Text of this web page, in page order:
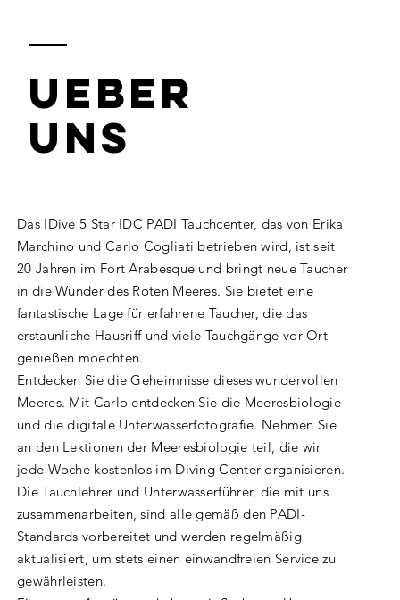
ueber
uns
Das IDive 5 Star IDC PADI Tauchcenter, das von Erika
Marchino und Carlo Cogliati betrieben wird, ist seit
20 Jahren im Fort Arabesque und bringt neue Taucher
in die Wunder des Roten Meeres. Sie bietet eine
fantastische Lage für erfahrene Taucher, die das
erstaunliche Hausriff und viele Tauchgänge vor Ort
genießen moechten.
Entdecken Sie die Geheimnisse dieses wundervollen
Meeres. Mit Carlo entdecken Sie die Meeresbiologie
und die digitale Unterwasserfotografie. Nehmen Sie
an den Lektionen der Meeresbiologie teil, die wir
jede Woche kostenlos im Diving Center organisieren.
Die Tauchlehrer und Unterwasserführer, die mit uns
zusammenarbeiten, sind alle gemäß den PADI-
Standards vorbereitet und werden regelmäßig
aktualisiert, um stets einen einwandfreien Service zu
gewährleisten.